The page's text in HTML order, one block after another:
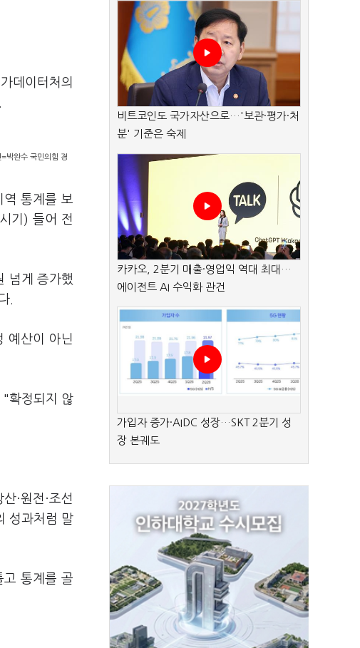
데이터처의
박완수 국민의힘 경
통계를 보
기) 들어 전
넘게 증가했
.
예산이 아닌
"확정되지 않
·원전·조선
성과처럼 말
고 통계를 골
비트코인도 국가자산으로…'보관·평가·처
분' 기준은 숙제
카카오, 2분기 매출·영업익 역대 최대…
에이전트 AI 수익화 관건
가입자 증가·AIDC 성장…SKT 2분기 성
장 본궤도